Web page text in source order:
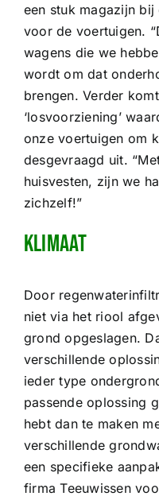
een stuk magazijn
voor de voertuigen.
wagens die we
wordt om dat
brengen. Verder
‘losvoorziening’
onze voertuigen om
desgevraagd uit.
huisvesten, zijn we
zichzelf!”
Klimaat
Door
niet via het riool
grond opgeslagen.
verschillende
ieder type
passende oplossing
hebt dan te maken
verschillende
een specifieke
firma Teeuwissen